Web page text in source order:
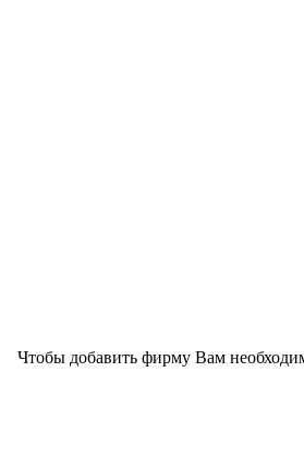
Чтобы добавить фирму Вам